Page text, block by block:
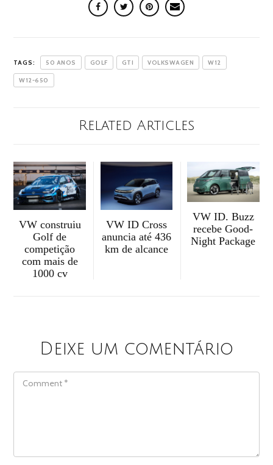
TAGS: 50 ANOS GOLF GTI VOLKSWAGEN W12
W12-650
Related Articles
VW construiu
Golf de
competição
com mais de
1000 cv
VW ID Cross
anuncia até 436
km de alcance
VW ID. Buzz
recebe Good-
Night Package
Deixe um comentário
COMMENT